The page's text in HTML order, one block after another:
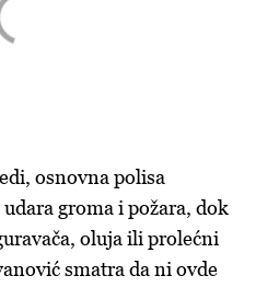
osnovna polisa
groma i požara, dok
oluja ili prolećni
smatra da ni ovde